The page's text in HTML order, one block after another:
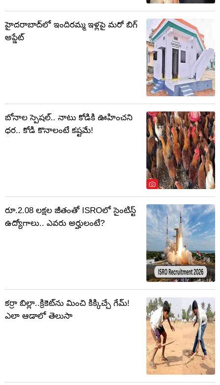
హైదరాబాద్‌లో ఇందిరమ్మ ఇళ్లపై మరో బిగ్
అప్డేట్
బోనాల స్పెషల్.. నాటు కోడికి ఊహించని
ధర.. కోడి కొనాలంటే కష్టమే!
రూ.2.08 లక్షల జీతంతో ISROలో సైంటిస్ట్
ఉద్యోగాలు.. ఎవరు అర్హులంటే?
కర్రా బిల్లా..క్రికెట్‌ను మించి కిక్కిచ్చే గేమ్!
ఎలా ఆడాలో తెలుసా